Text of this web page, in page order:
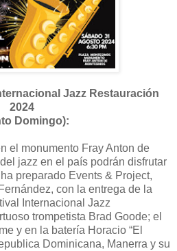
Jazz Restauración
2024
Domingo):
el monumento Fray Anton de
jazz en el país podrán disfrutar
preparado Events & Project,
con la entrega de la
Internacional Jazz
trompetista Brad Goode; el
y en la batería Horacio “El
Dominicana, Manerra y su